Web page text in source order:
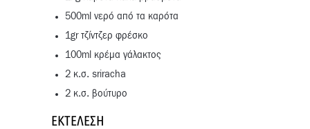
500ml νερό από τα καρότα
1gr τζίντζερ φρέσκο
100ml κρέμα γάλακτος
2 κ.σ. sriracha
2 κ.σ. βούτυρο
ΕΚΤΈΛΕΣΗ